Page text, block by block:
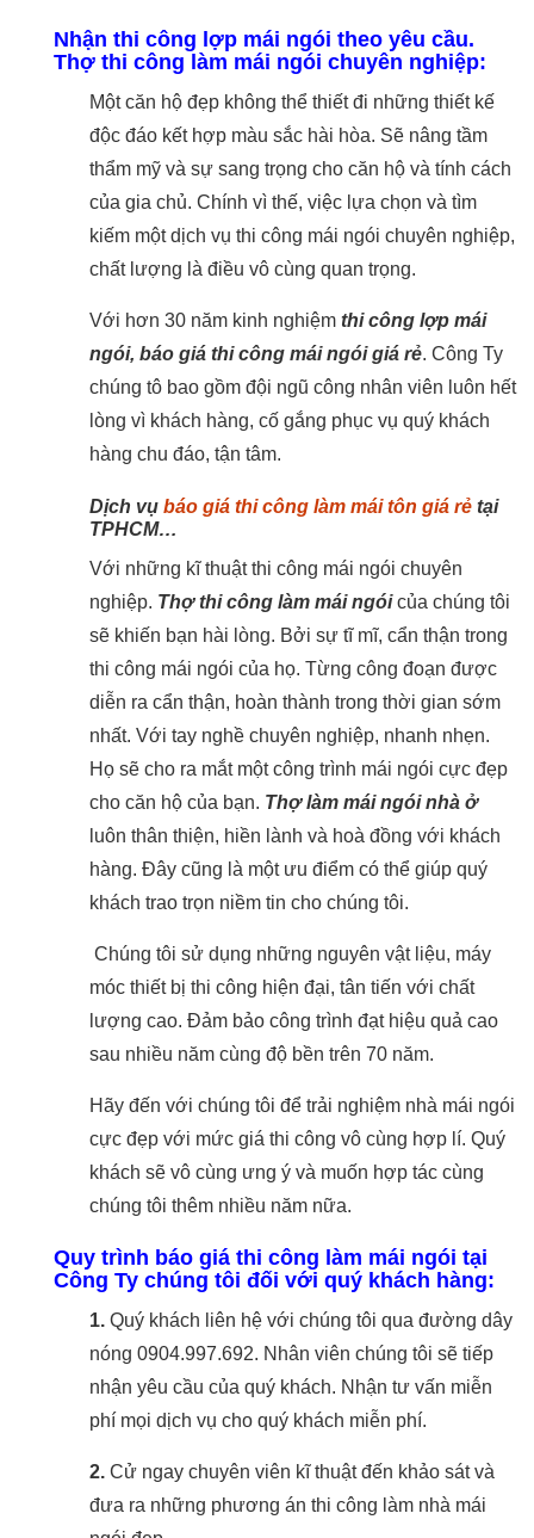
Nhận thi công lợp mái ngói theo yêu cầu.
Thợ thi công làm mái ngói chuyên nghiệp:
Một căn hộ đẹp không thể thiết đi những thiết kế
độc đáo kết hợp màu sắc hài hòa. Sẽ nâng tầm
thẩm mỹ và sự sang trọng cho căn hộ và tính cách
của gia chủ. Chính vì thế, việc lựa chọn và tìm
kiếm một dịch vụ thi công mái ngói chuyên nghiệp,
chất lượng là điều vô cùng quan trọng.
Với hơn 30 năm kinh nghiệm thi công lợp mái
ngói, báo giá thi công mái ngói giá rẻ. Công Ty
chúng tô bao gồm đội ngũ công nhân viên luôn hết
lòng vì khách hàng, cố gắng phục vụ quý khách
hàng chu đáo, tận tâm.
Dịch vụ báo giá thi công làm mái tôn giá rẻ tại
TPHCM…
Với những kĩ thuật thi công mái ngói chuyên
nghiệp. Thợ thi công làm mái ngóicủa chúng tôi
sẽ khiến bạn hài lòng. Bởi sự tĩ mĩ, cẩn thận trong
thi công mái ngói của họ. Từng công đoạn được
diễn ra cẩn thận, hoàn thành trong thời gian sớm
nhất. Với tay nghề chuyên nghiệp, nhanh nhẹn.
Họ sẽ cho ra mắt một công trình mái ngói cực đẹp
cho căn hộ của bạn. Thợ làm mái ngói nhà ở
luôn thân thiện, hiền lành và hoà đồng với khách
hàng. Đây cũng là một ưu điểm có thể giúp quý
khách trao trọn niềm tin cho chúng tôi.
Chúng tôi sử dụng những nguyên vật liệu, máy
móc thiết bị thi công hiện đại, tân tiến với chất
lượng cao. Đảm bảo công trình đạt hiệu quả cao
sau nhiều năm cùng độ bền trên 70 năm.
Hãy đến với chúng tôi để trải nghiệm nhà mái ngói
cực đẹp với mức giá thi công vô cùng hợp lí. Quý
khách sẽ vô cùng ưng ý và muốn hợp tác cùng
chúng tôi thêm nhiều năm nữa.
Quy trình báo giá thi công làm mái ngói tại
Công Ty chúng tôi đối với quý khách hàng:
1. Quý khách liên hệ với chúng tôi qua đường dây
nóng 0904.997.692. Nhân viên chúng tôi sẽ tiếp
nhận yêu cầu của quý khách. Nhận tư vấn miễn
phí mọi dịch vụ cho quý khách miễn phí.
2. Cử ngay chuyên viên kĩ thuật đến khảo sát và
đưa ra những phương án thi công làm nhà mái